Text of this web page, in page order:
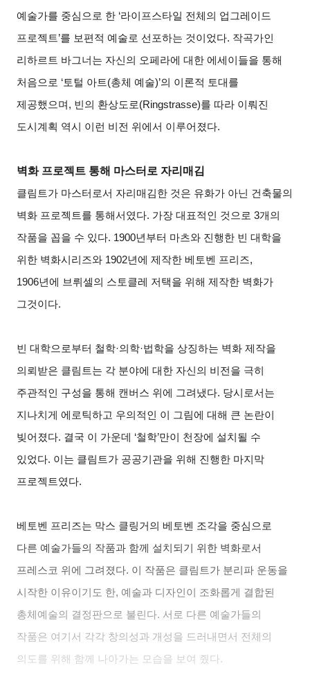
예술가를 중심으로 한 ‘라이프스타일 전체의 업그레이드
프로젝트’를 보편적 예술로 선포하는 것이었다. 작곡가인
리하르트 바그너는 자신의 오페라에 대한 에세이들을 통해
처음으로 ‘토털 아트(총체 예술)’의 이론적 토대를
제공했으며, 빈의 환상도로(Ringstrasse)를 따라 이뤄진
도시계획 역시 이런 비전 위에서 이루어졌다.
벽화 프로젝트 통해 마스터로 자리매김
클림트가 마스터로서 자리매김한 것은 유화가 아닌 건축물의
벽화 프로젝트를 통해서였다. 가장 대표적인 것으로 3개의
작품을 꼽을 수 있다. 1900년부터 마츠와 진행한 빈 대학을
위한 벽화시리즈와 1902년에 제작한 베토벤 프리즈,
1906년에 브뤼셀의 스토클레 저택을 위해 제작한 벽화가
그것이다.
빈 대학으로부터 철학·의학·법학을 상징하는 벽화 제작을
의뢰받은 클림트는 각 분야에 대한 자신의 비전을 극히
주관적인 구성을 통해 캔버스 위에 그려냈다. 당시로서는
지나치게 에로틱하고 우의적인 이 그림에 대해 큰 논란이
빚어졌다. 결국 이 가운데 ‘철학’만이 천장에 설치될 수
있었다. 이는 클림트가 공공기관을 위해 진행한 마지막
프로젝트였다.
베토벤 프리즈는 막스 클링거의 베토벤 조각을 중심으로
다른 예술가들의 작품과 함께 설치되기 위한 벽화로서
프레스코 위에 그려졌다. 이 작품은 클림트가 분리파 운동을
시작한 이유이기도 한, 예술과 디자인이 조화롭게 결합된
총체예술의 결정판으로 불린다. 서로 다른 예술가들의
작품은 여기서 각각 창의성과 개성을 드러내면서 전체의
의도를 위해 함께 나아가는 모습을 보여 줬다.